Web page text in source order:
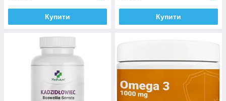
Купити Купити